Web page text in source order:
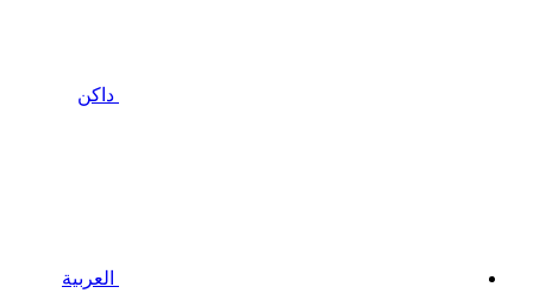
داكن
العربية